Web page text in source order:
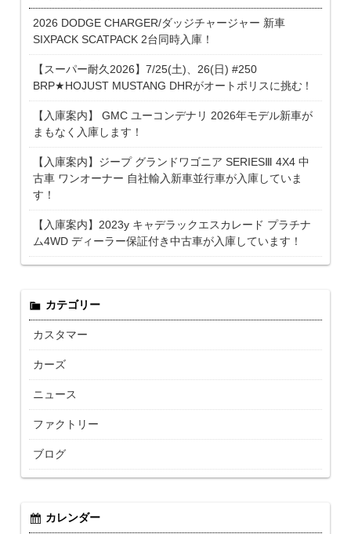
2026 DODGE CHARGER/ダッジチャージャー 新車
SIXPACK SCATPACK 2台同時入庫！
【スーパー耐久2026】7/25(土)、26(日) #250
BRP★HOJUST MUSTANG DHRがオートポリスに挑む！
【入庫案内】 GMC ユーコンデナリ 2026年モデル新車が
まもなく入庫します！
【入庫案内】ジープ グランドワゴニア SERIESⅢ 4X4 中
古車 ワンオーナー 自社輸入新車並行車が入庫していま
す！
【入庫案内】2023y キャデラックエスカレード プラチナ
ム4WD ディーラー保証付き中古車が入庫しています！
カテゴリー
カスタマー
カーズ
ニュース
ファクトリー
ブログ
カレンダー